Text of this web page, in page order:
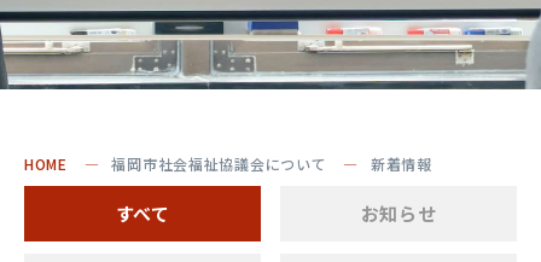
HOME 福岡市社会福祉協議会について 新着情報
すべて お知らせ